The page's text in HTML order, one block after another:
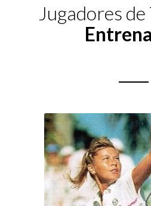
Jugadores